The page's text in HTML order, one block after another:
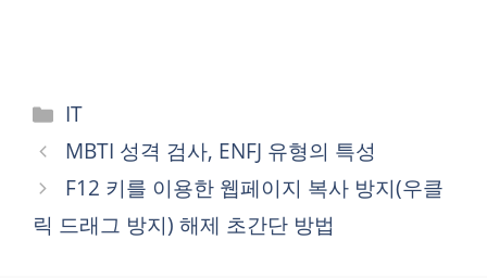
카
테
리
IT
MBTI 성격 검사, ENFJ 유형의 특성
F12 키를 이용한 웹페이지 복사 방지(우클
릭 드래그 방지) 해제 초간단 방법